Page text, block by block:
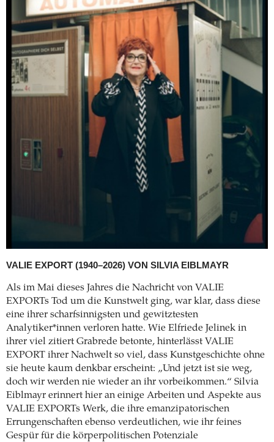
VALIE EXPORT (1940–2026) VON SILVIA EIBLMAYR
Als im Mai dieses Jahres die Nachricht von VALIE
EXPORTs Tod um die Kunstwelt ging, war klar, dass diese
eine ihrer scharfsinnigsten und gewitztesten
Analytiker*innen verloren hatte. Wie Elfriede Jelinek in
ihrer viel zitiert Grabrede betonte, hinterlässt VALIE
EXPORT ihrer Nachwelt so viel, dass Kunstgeschichte ohne
sie heute kaum denkbar erscheint: „Und jetzt ist sie weg,
doch wir werden nie wieder an ihr vorbeikommen.“ Silvia
Eiblmayr erinnert hier an einige Arbeiten und Aspekte aus
VALIE EXPORTs Werk, die ihre emanzipatorischen
Errungenschaften ebenso verdeutlichen, wie ihr feines
Gespür für die körperpolitischen Potenziale